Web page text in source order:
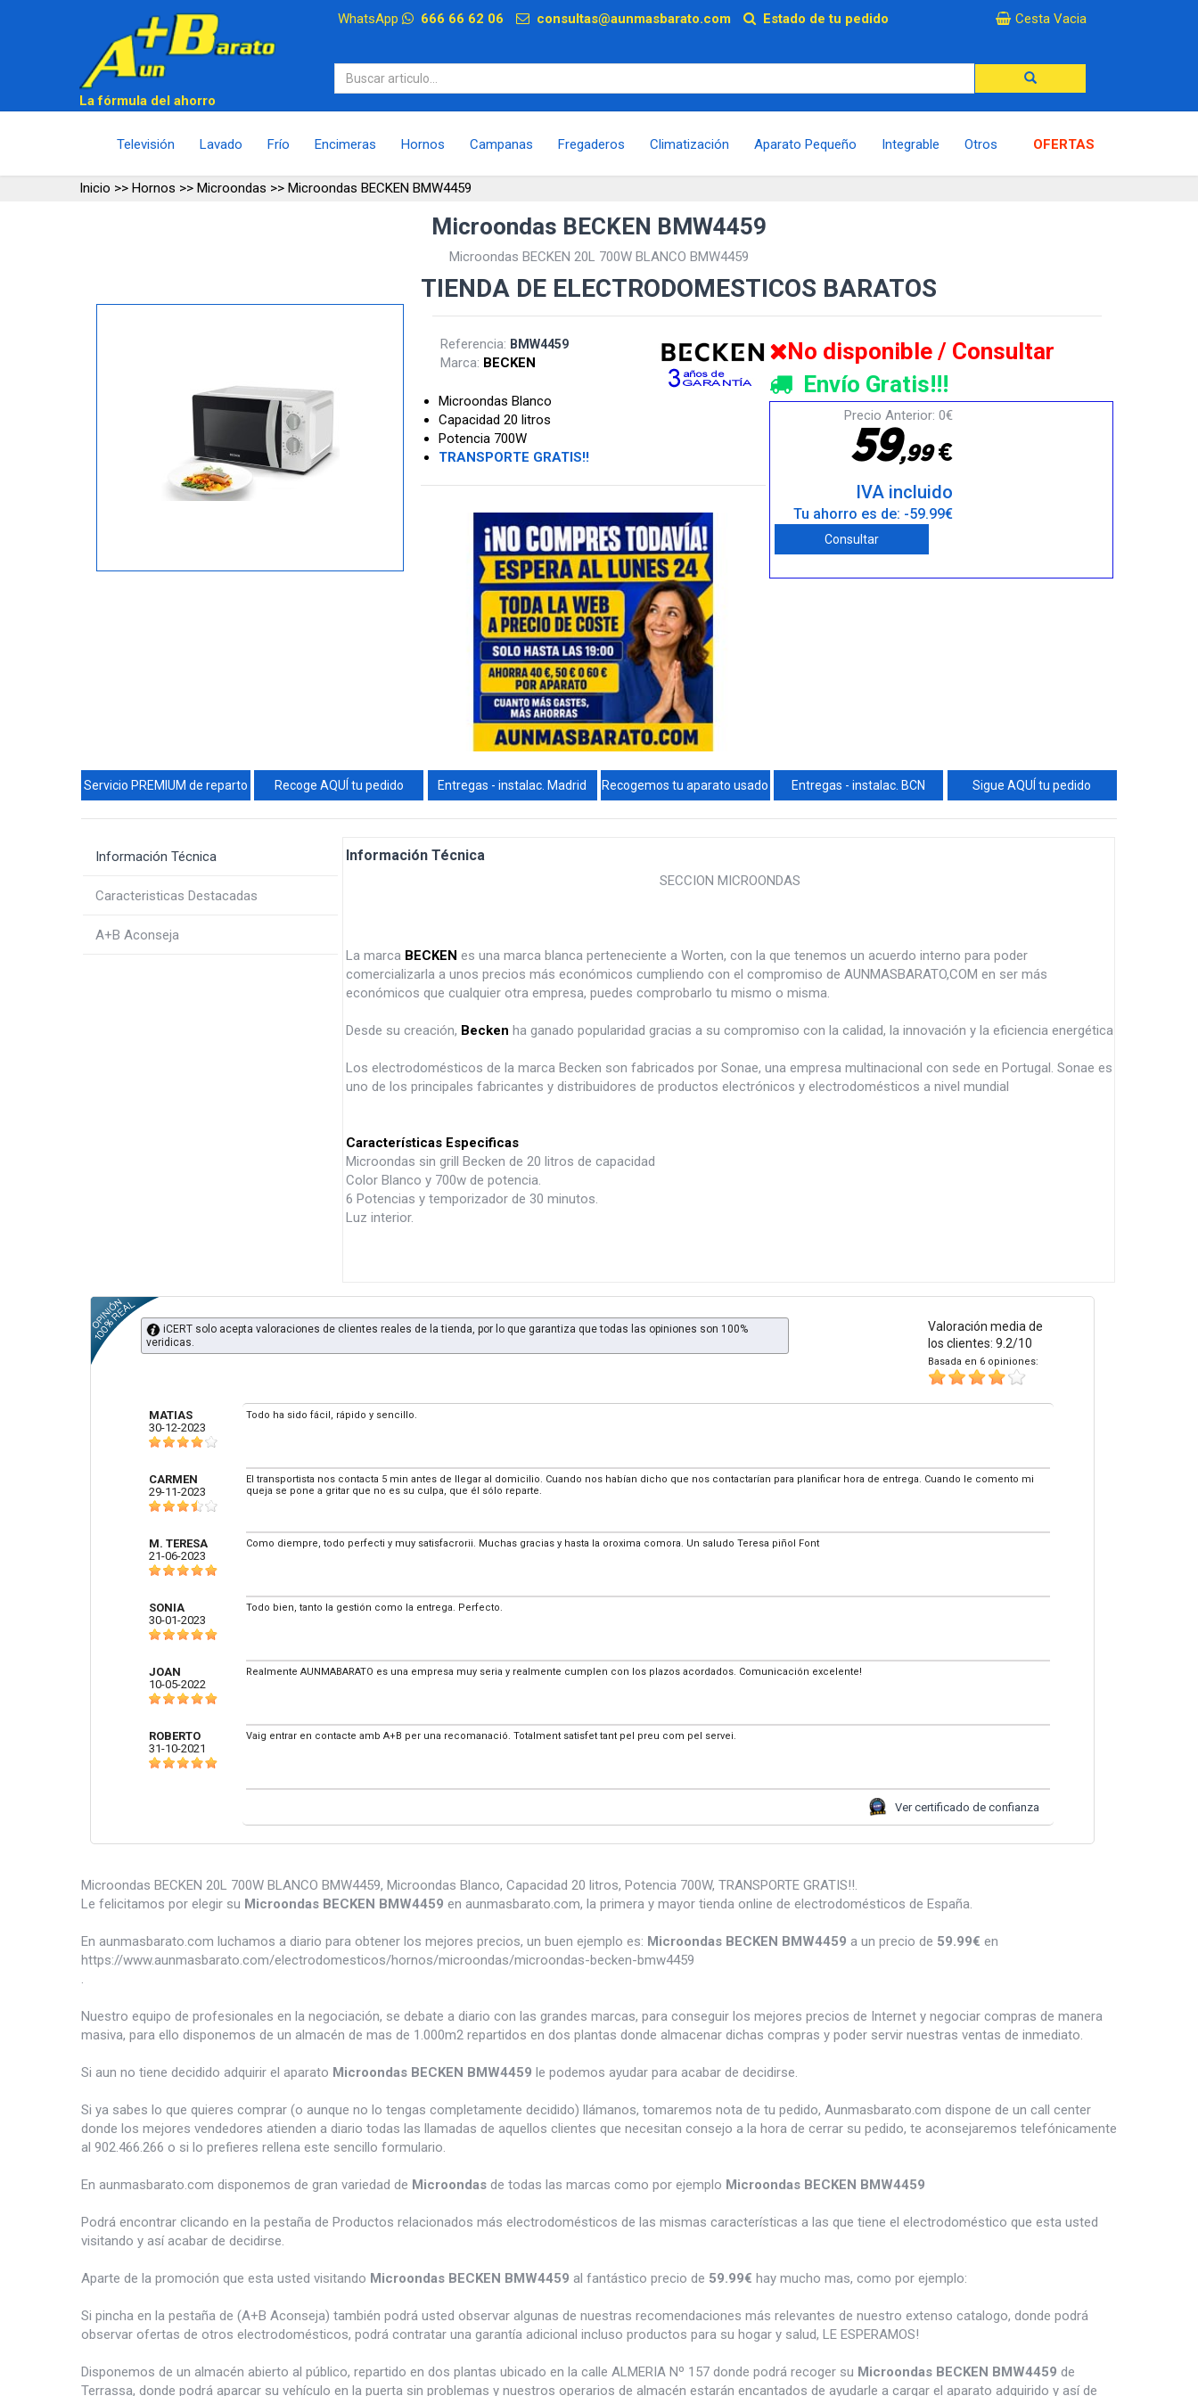
WhatsApp 666 66 62 06 consultas@aunmasbarato.com Estado de tu pedido Cesta Vacia
La fórmula del ahorro
Televisión Lavado Frío Encimeras Hornos Campanas Fregaderos Climatización Aparato Pequeño Integrable Otros OFERTAS
Inicio >> Hornos >> Microondas >> Microondas BECKEN BMW4459
Microondas BECKEN BMW4459
Microondas BECKEN 20L 700W BLANCO BMW4459
TIENDA DE ELECTRODOMESTICOS BARATOS
Referencia: BMW4459
Marca: BECKEN
Microondas Blanco
Capacidad 20 litros
Potencia 700W
TRANSPORTE GRATIS!!
No disponible / Consultar
Envío Gratis!!!
Precio Anterior: 0€
59,99€
IVA incluido
Tu ahorro es de: -59.99€
Consultar
Servicio PREMIUM de reparto Recoge AQUÍ tu pedido Entregas - instalac. Madrid Recogemos tu aparato usado Entregas - instalac. BCN Sigue AQUÍ tu pedido
Información Técnica
Caracteristicas Destacadas
A+B Aconseja
Información Técnica
SECCION MICROONDAS
La marca BECKEN es una marca blanca perteneciente a Worten, con la que tenemos un acuerdo interno para poder
comercializarla a unos precios más económicos cumpliendo con el compromiso de AUNMASBARATO,COM en ser más
económicos que cualquier otra empresa, puedes comprobarlo tu mismo o misma.
Desde su creación, Becken ha ganado popularidad gracias a su compromiso con la calidad, la innovación y la eficiencia energética
Los electrodomésticos de la marca Becken son fabricados por Sonae, una empresa multinacional con sede en Portugal. Sonae es
uno de los principales fabricantes y distribuidores de productos electrónicos y electrodomésticos a nivel mundial
Características Especificas
Microondas sin grill Becken de 20 litros de capacidad
Color Blanco y 700w de potencia.
6 Potencias y temporizador de 30 minutos.
Luz interior.
Valoración media de
los clientes: 9.2/10
Basada en 6 opiniones:
iCERT solo acepta valoraciones de clientes reales de la tienda, por lo que garantiza que todas las opiniones son 100%
veridicas.
MATIAS
30-12-2023
Todo ha sido fácil, rápido y sencillo.
CARMEN
29-11-2023
El transportista nos contacta 5 min antes de llegar al domicilio. Cuando nos habían dicho que nos contactarían para planificar hora de entrega. Cuando le comento mi
queja se pone a gritar que no es su culpa, que él sólo reparte.
M. TERESA
21-06-2023
Como diempre, todo perfecti y muy satisfacrorii. Muchas gracias y hasta la oroxima comora. Un saludo Teresa piñol Font
SONIA
30-01-2023
Todo bien, tanto la gestión como la entrega. Perfecto.
JOAN
10-05-2022
Realmente AUNMABARATO es una empresa muy seria y realmente cumplen con los plazos acordados. Comunicación excelente!
ROBERTO
31-10-2021
Vaig entrar en contacte amb A+B per una recomanació. Totalment satisfet tant pel preu com pel servei.
Ver certificado de confianza
Microondas BECKEN 20L 700W BLANCO BMW4459, Microondas Blanco, Capacidad 20 litros, Potencia 700W, TRANSPORTE GRATIS!!.
Le felicitamos por elegir su Microondas BECKEN BMW4459 en aunmasbarato.com, la primera y mayor tienda online de electrodomésticos de España.
En aunmasbarato.com luchamos a diario para obtener los mejores precios, un buen ejemplo es: Microondas BECKEN BMW4459 a un precio de 59.99€ en
https://www.aunmasbarato.com/electrodomesticos/hornos/microondas/microondas-becken-bmw4459
.
Nuestro equipo de profesionales en la negociación, se debate a diario con las grandes marcas, para conseguir los mejores precios de Internet y negociar compras de manera
masiva, para ello disponemos de un almacén de mas de 1.000m2 repartidos en dos plantas donde almacenar dichas compras y poder servir nuestras ventas de inmediato.
Si aun no tiene decidido adquirir el aparato Microondas BECKEN BMW4459 le podemos ayudar para acabar de decidirse.
Si ya sabes lo que quieres comprar (o aunque no lo tengas completamente decidido) llámanos, tomaremos nota de tu pedido, Aunmasbarato.com dispone de un call center
donde los mejores vendedores atienden a diario todas las llamadas de aquellos clientes que necesitan consejo a la hora de cerrar su pedido, te aconsejaremos telefónicamente
al 902.466.266 o si lo prefieres rellena este sencillo formulario.
En aunmasbarato.com disponemos de gran variedad de Microondas de todas las marcas como por ejemplo Microondas BECKEN BMW4459
Podrá encontrar clicando en la pestaña de Productos relacionados más electrodomésticos de las mismas características a las que tiene el electrodoméstico que esta usted
visitando y así acabar de decidirse.
Aparte de la promoción que esta usted visitando Microondas BECKEN BMW4459 al fantástico precio de 59.99€ hay mucho mas, como por ejemplo:
Si pincha en la pestaña de (A+B Aconseja) también podrá usted observar algunas de nuestras recomendaciones más relevantes de nuestro extenso catalogo, donde podrá
observar ofertas de otros electrodomésticos, podrá contratar una garantía adicional incluso productos para su hogar y salud, LE ESPERAMOS!
Disponemos de un almacén abierto al público, repartido en dos plantas ubicado en la calle ALMERIA Nº 157 donde podrá recoger su Microondas BECKEN BMW4459 de
Terrassa, donde podrá aparcar su vehículo en la puerta sin problemas y nuestros operarios de almacén estarán encantados de ayudarle a cargar el aparato adquirido y así de